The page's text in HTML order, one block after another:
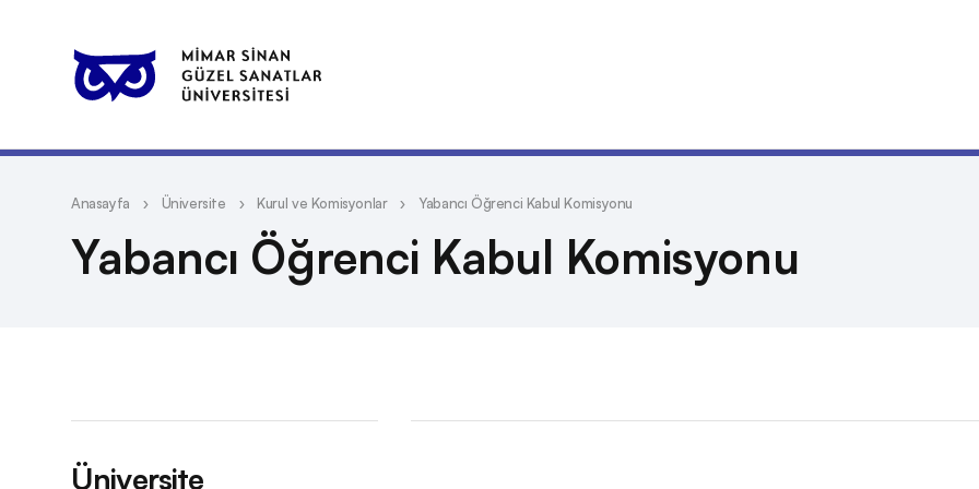
Anasayfa Üniversite Kurul ve Komisyonlar Yabancı Öğrenci Kabul Komisyonu
Yabancı Öğrenci Kabul Komisyonu
Üniversite